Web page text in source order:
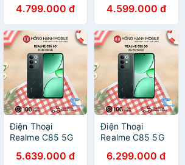
Hàng Chính Hãng
4.799.000 đ
Hàng Chính Hãng
4.599.000 đ
Điện Thoại
Realme C85 5G
Hàng Chính Hãng
5.639.000 đ
Điện Thoại
Realme C85 5G
Hàng Chính Hãng
6.299.000 đ